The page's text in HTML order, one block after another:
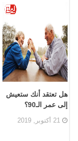
هل تعتقد أنك ستعيش
إلى عمر الـ90؟
21 أكتوبر, 2019